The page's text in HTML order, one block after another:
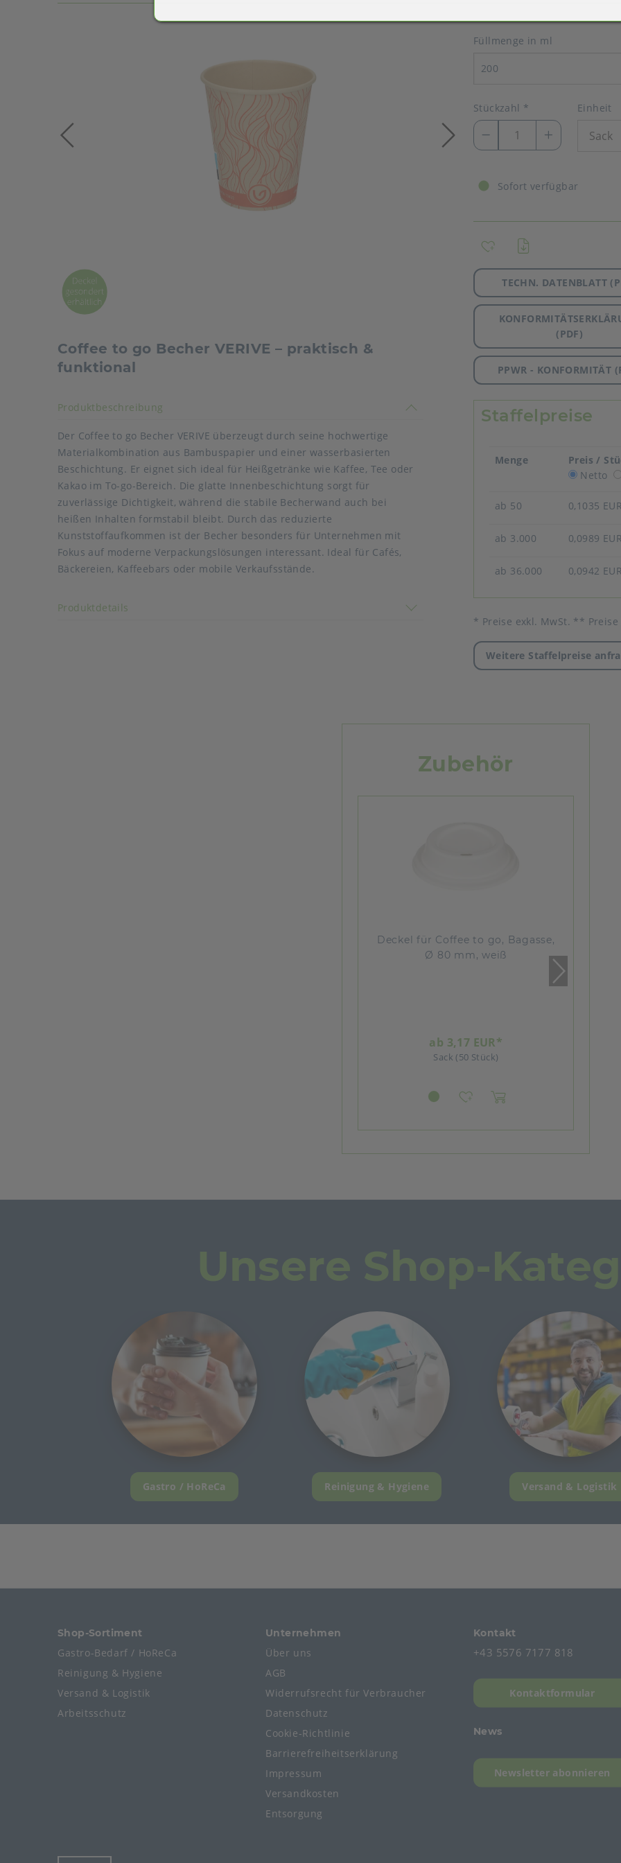
Coffee to go Becher VERIVE – praktisch &
funktional
Produktbeschreibung Akkordeon auf-/zuklappen stimmen nicht überein
Der Coffee to go Becher VERIVE überzeugt durch seine hochwertige
Materialkombination aus Bambuspapier und einer wasserbasierten
Beschichtung. Er eignet sich ideal für Heißgetränke wie Kaffee, Tee oder
Kakao im To-go-Bereich. Die glatte Innenbeschichtung sorgt für
zuverlässige Dichtigkeit, während die stabile Becherwand auch bei
heißen Inhalten formstabil bleibt. Durch das reduzierte
Kunststoffaufkommen ist der Becher besonders für Unternehmen mit
Fokus auf moderne Verpackungslösungen interessant. Ideal für Cafés,
Bäckereien, Kaffeebars oder mobile Verkaufsstände.
Produktdetails
Druck: 4-fbg. CMYK
Kennzeichnungsdruck: Plastik im Produkt gem. Einwegplastik Direktive
(SUP)
Füllmenge in ml
200
Stückzahl * Einheit
Sofort verfügbar
TECHN. DATENBLATT
(PDF)
PPWR - KONFORMITÄT
Staffelpreise
Menge
Preis /
Netto
ab 50 0,1035 EUR
ab 3.000 0,0989 EUR
ab 36.000 0,0942 EUR
* Preise exkl. MwSt. ** Preise
Weitere Staffelpreise
Zubehör
Deckel für Coffee to go, Bagasse,
Ø 80 mm, weiß
ab 3,17 EUR*
Sack (50 Stück)
Gastro / HoReCa Reinigung & Hygiene Versand & Logistik
Shop-Sortiment
Gastro-Bedarf / HoReCa
Reinigung & Hygiene
Versand & Logistik
Arbeitsschutz
Unternehmen
Über uns
AGB
Widerrufsrecht für Verbraucher
Datenschutz
Cookie-Richtlinie
Barrierefreiheitserklärung
Impressum
Versandkosten
Entsorgung
Kontakt
+43 5576 7177 818
Kontaktformular
News
Newsletter abonnieren